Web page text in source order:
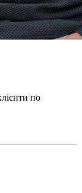
по